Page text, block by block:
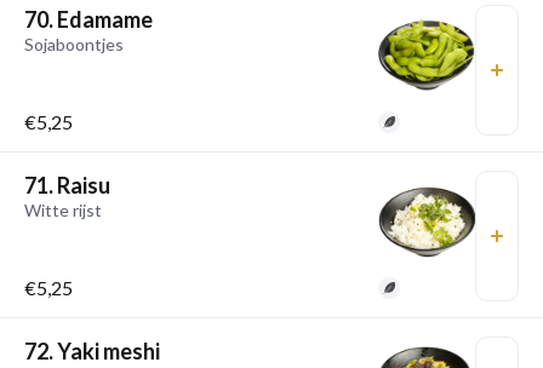
70. Edamame
Sojaboontjes
€5,25
71. Raisu
Witte rijst
€5,25
72. Yaki meshi